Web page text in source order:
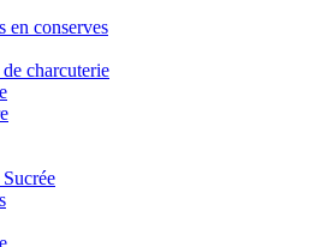
en conserves
charcuterie